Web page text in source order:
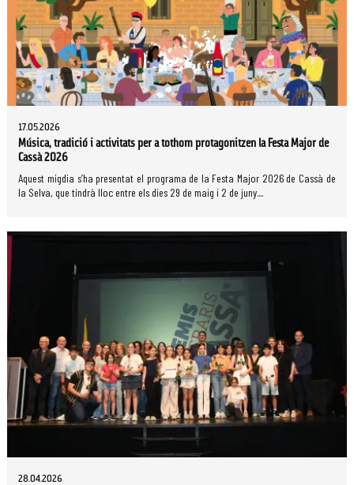
17.05.2026
Música, tradició i activitats per a tothom protagonitzen la Festa Major de
Cassà 2026
Aquest migdia s’ha presentat el programa de la Festa Major 2026 de Cassà de
la Selva, que tindrà lloc entre els dies 29 de maig i 2 de juny....
28.04.2026